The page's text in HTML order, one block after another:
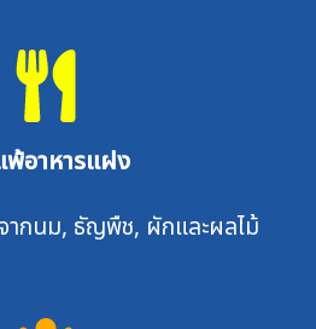
อาหารแฝง
กนม, ธัญพืช, ผักและผลไม้